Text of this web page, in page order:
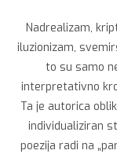
Nadrealizam,
iluzionizam,
to su samo
interpretativno
Ta je autorica
individualiziran
poezija radi na